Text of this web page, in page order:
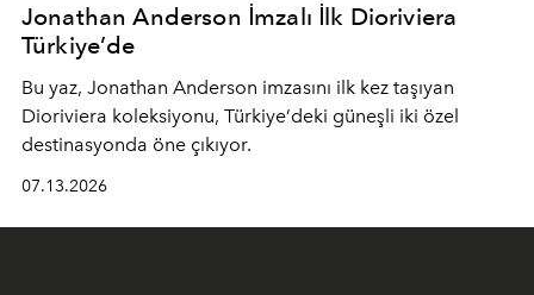
Jonathan Anderson İmzalı İlk Dioriviera
Türkiye’de
Bu yaz, Jonathan Anderson imzasını ilk kez taşıyan
Dioriviera koleksiyonu, Türkiye’deki güneşli iki özel
destinasyonda öne çıkıyor.
07.13.2026